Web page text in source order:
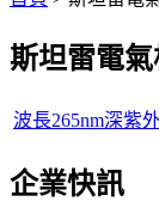
斯坦雷電
波長265nm深紫
企業快訊